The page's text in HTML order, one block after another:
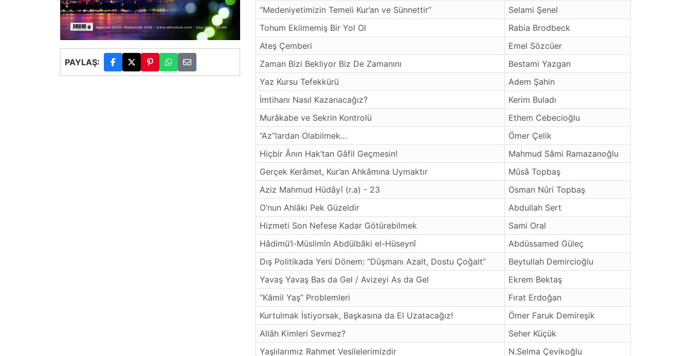
PAYLAŞ:
“Medeniyetimizin Temeli Kur’an ve Sünnettir”
Selami Şenel
Tohum Ekilmemiş Bir Yol Ol
Rabia Brodbeck
Ateş Çemberi
Emel Sözcüer
Zaman Bizi Bekliyor Biz De Zamanını
Bestami Yazgan
Yaz Kursu Tefekkürü
Adem Şahin
İmtihanı Nasıl Kazanacağız?
Kerim Buladı
Murâkabe ve Sekrin Kontrolü
Ethem Cebecioğlu
“Az”lardan Olabilmek…
Ömer Çelik
Hiçbir Ânın Hak’tan Gâfil Geçmesin!
Mahmud Sâmi Ramazanoğlu
Gerçek Kerâmet, Kur’an Ahkâmına Uymaktır
Mûsâ Topbaş
Aziz Mahmud Hüdâyî (r.a) - 23
Osman Nûri Topbaş
O’nun Ahlâkı Pek Güzeldir
Abdullah Sert
Hizmeti Son Nefese Kadar Götürebilmek
Sami Oral
Hâdimü’l-Müslimîn Abdülbâki el-Hüseynî
Abdüssamed Güleç
Dış Politikada Yeni Dönem: “Düşmanı Azalt, Dostu Çoğalt”
Beytullah Demircioğlu
Yavaş Yavaş Bas da Gel / Avizeyi As da Gel
Ekrem Bektaş
“Kâmil Yaş” Problemleri
Fırat Erdoğan
Kurtulmak İstiyorsak, Başkasına da El Uzatacağız!
Ömer Faruk Demireşik
Allâh Kimleri Sevmez?
Seher Küçük
Yaşlılarımız Rahmet Vesilelerimizdir
N.Selma Çevikoğlu